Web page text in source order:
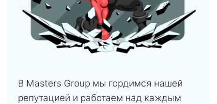
В Masters Group мы гордимся нашей
репутацией и работаем над каждым